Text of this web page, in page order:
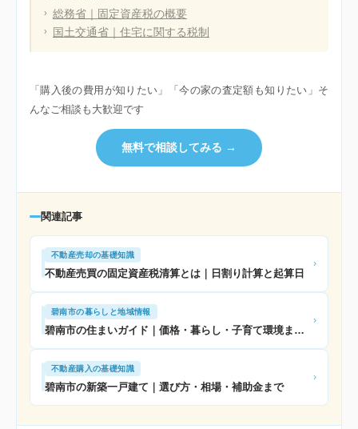
総務省｜固定資産税の概要
国土交通省｜住宅に関する税制
「購入後の費用が知りたい」「今の家の査定額も知りたい」そ
んなご相談も大歓迎です
無料で相談してみる →
関連記事
不動産売却の基礎知識
不動産売買の固定資産税清算とは｜日割り計算と起算日
›
碧南市の暮らしと地域情報
碧南市の住まいガイド｜価格・暮らし・子育て環境まとめ
›
不動産購入の基礎知識
碧南市の新築一戸建て｜選び方・相場・補助金まで
›